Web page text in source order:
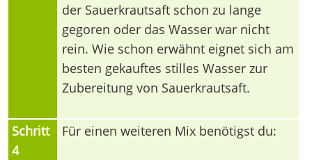
der Sauerkrautsaft schon zu lange
gegoren oder das Wasser war nicht
rein. Wie schon erwähnt eignet sich am
besten gekauftes stilles Wasser zur
Zubereitung von Sauerkrautsaft.
Schritt
4
Für einen weiteren Mix benötigst du: